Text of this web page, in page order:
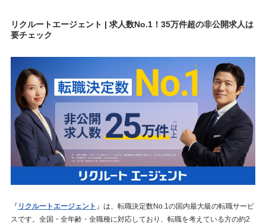
リクルートエージェント | 求人数No.1！35万件超の非公開求人は
要チェック
『 リクルートエージェント 』は、転職決定数No.1の国内最大級の転職サービ
スです。全国・全年齢・全職種に対応しており、転職を考えている方の約2